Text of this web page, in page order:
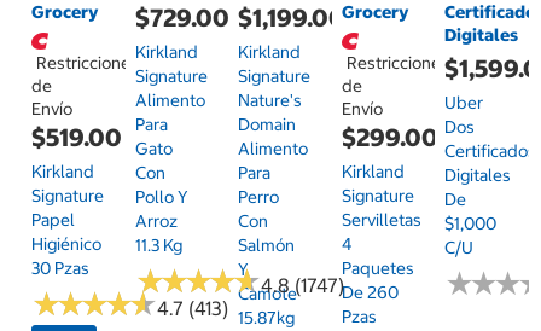
Grocery
Restricciones
de
Envío
$519.00
Kirkland
Signature
Papel
Higiénico
30 Pzas
★★★★★
★★★★★4.7 (413)
$729.00
Kirkland
Signature
Alimento
Para
Gato
Con
Pollo Y
Arroz
11.3 Kg
★★★★★
★★★★★4.8 (1747)
$1,199.00
Kirkland
Signature
Nature's
Domain
Alimento
Para
Perro
Con
Salmón
Y
Camote
15.87kg
Grocery
Restricciones
de
Envío
$299.00
Kirkland
Signature
Servilletas
4
Paquetes
De 260
Pzas
Digitales
Uber
Dos
Certificados
Digitales
De
$1,000
C/u
★★★
★★★